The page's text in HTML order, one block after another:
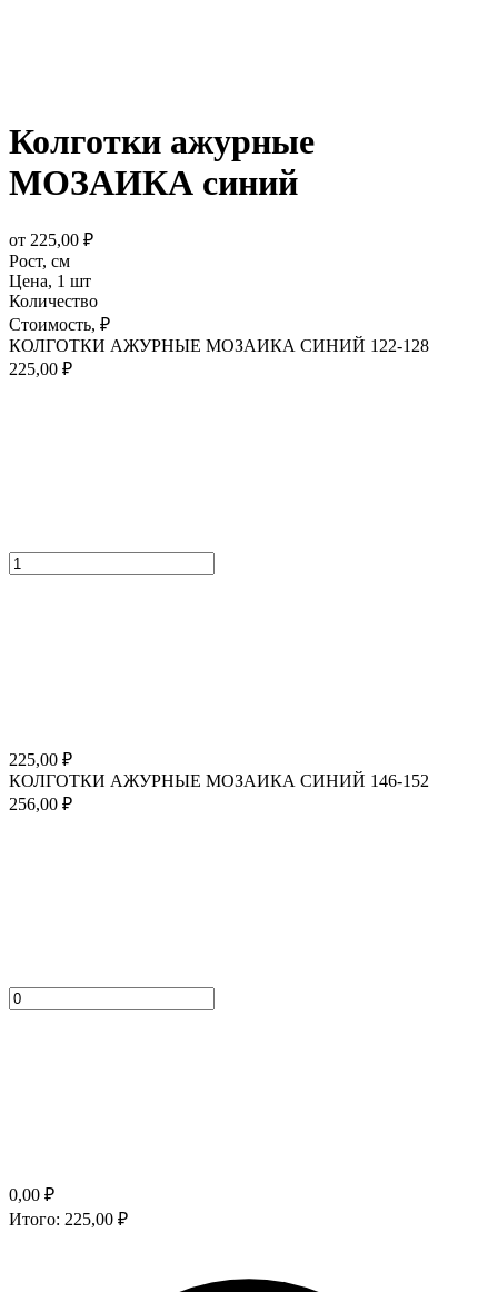
Колготки ажурные
МОЗАИКА синий
от 225,00 ₽
Рост, см
Цена, 1 шт
Количество
Стоимость, ₽
КОЛГОТКИ АЖУРНЫЕ МОЗАИКА СИНИЙ 122-128
225,00 ₽
225,00 ₽
КОЛГОТКИ АЖУРНЫЕ МОЗАИКА СИНИЙ 146-152
256,00 ₽
0,00 ₽
Итого: 225,00 ₽